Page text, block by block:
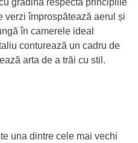
verzi împrospătează aerul și
în camerele ideal
conturează un cadru de
arta de a trăi cu stil.
una dintre cele mai vechi